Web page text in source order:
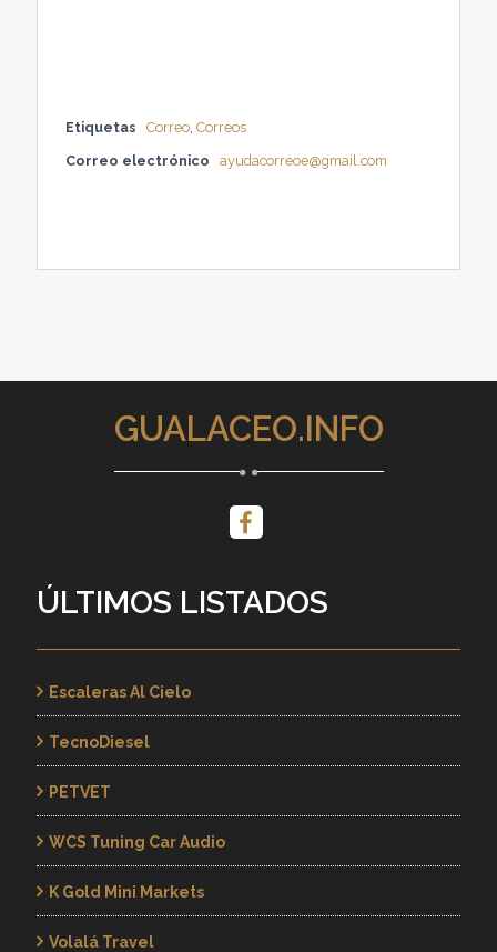
Etiquetas Correo, Correos
Correo electrónico
ayudacorreoe@gmail.com
GUALACEO.INFO
ÚLTIMOS LISTADOS
Escaleras Al Cielo
TecnoDiesel
PETVET
WCS Tuning Car Audio
K Gold Mini Markets
Volalá Travel